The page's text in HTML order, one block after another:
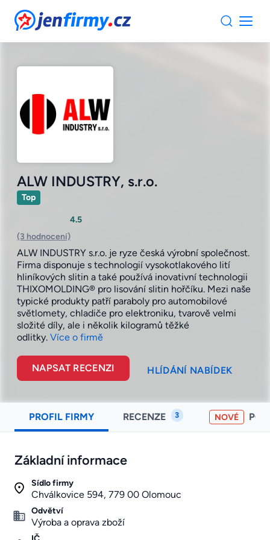
JenFirmy.cz
ALW INDUSTRY, s.r.o.
Top
4.5
(3 hodnocení)
ALW INDUSTRY s.r.o. je ryze česká výrobní společnost.
Firma disponuje s technologií vysokotlakového lití
hliníkových slitin a také používá inovativní technologii
THIXOMOLDING® pro lisování slitin hořčíku. Mezi naše
typické produkty patří paraboly pro automobilové
světlomety, chladiče pro elektroniku, tvarově velmi
složité díly, ale i několik kilogramů těžké
odlitky. Více o firmě
NAPSAT RECENZI HLÍDÁNÍ NABÍDEK
PROFIL FIRMY RECENZE 3 NOVÉ
Základní informace
Sídlo firmy
Chválkovice 594, 779 00 Olomouc
Odvětví
Výroba a oprava zboží